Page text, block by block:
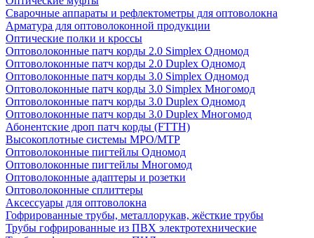
Сварочные аппараты и рефлектометры для оптоволокна
Арматура для оптоволоконной продукции
Оптические полки и кроссы
Оптоволоконные патч корды 2.0 Simplex Одномод
Оптоволоконные патч корды 2.0 Duplex Одномод
Оптоволоконные патч корды 3.0 Simplex Одномод
Оптоволоконные патч корды 3.0 Simplex Многомод
Оптоволоконные патч корды 3.0 Duplex Одномод
Оптоволоконные патч корды 3.0 Duplex Многомод
Абонентские дроп патч корды (FTTH)
Высокоплотные системы MPO/MTP
Оптоволоконные пигтейлы Одномод
Оптоволоконные пигтейлы Многомод
Оптоволоконные адаптеры и розетки
Оптоволоконные сплиттеры
Аксессуары для оптоволокна
Гофрированные трубы, металлорукав, жёсткие трубы
Трубы гофрированные из ПВХ электротехнические